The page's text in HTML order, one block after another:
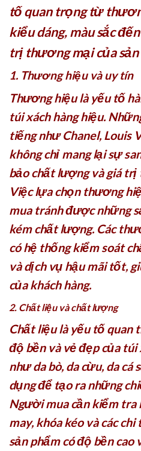
tố quan trọng từ
kiểu dáng, màu sắc
trị thương mại của sản
1. Thương hiệu và uy tín
Thương hiệu là yếu tố
túi xách hàng hiệu.
tiếng như Chanel, Louis
không chỉ mang lại sự
bảo chất lượng và giá trị
Việc lựa chọn thương
mua tránh được những
kém chất lượng. Các
có hệ thống kiểm soát
và dịch vụ hậu mãi tốt,
của khách hàng.
2. Chất liệu và chất lượng
Chất liệu là yếu tố quan
độ bền và vẻ đẹp của túi
như da bò, da cừu, da
dụng để tạo ra những
Người mua cần kiểm
may, khóa kéo và các
sản phẩm có độ bền cao